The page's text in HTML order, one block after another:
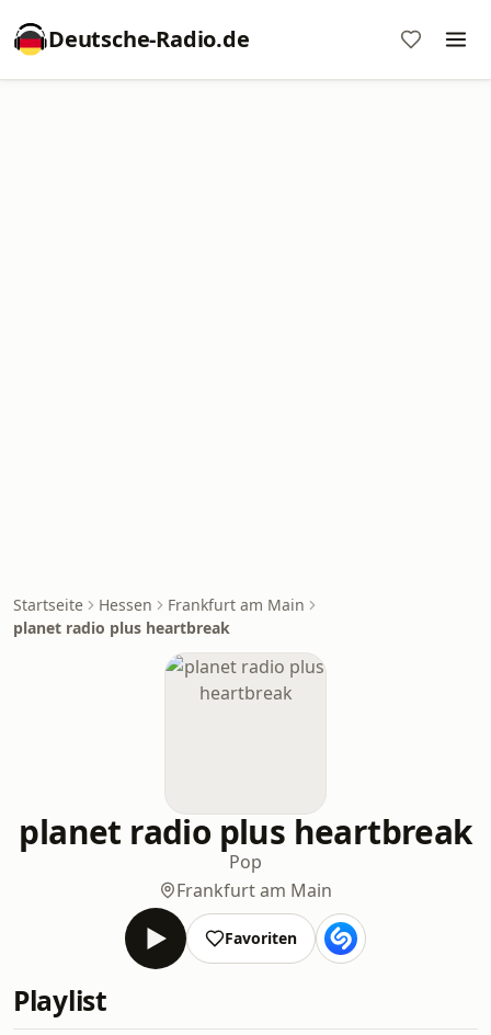
Deutsche-Radio.de
Startseite Hessen
Frankfurt am Main
planet radio plus heartbreak
planet radio plus heartbreak
Pop
Frankfurt am Main
Favoriten
Playlist